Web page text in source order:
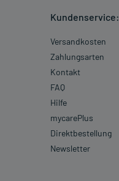
Kundenservice:
Versandkosten
Zahlungsarten
Kontakt
FAQ
Hilfe
mycarePlus
Direktbestellung
Newsletter